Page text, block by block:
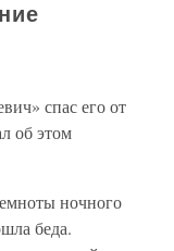
спас его от
об этом
ночного
беда.